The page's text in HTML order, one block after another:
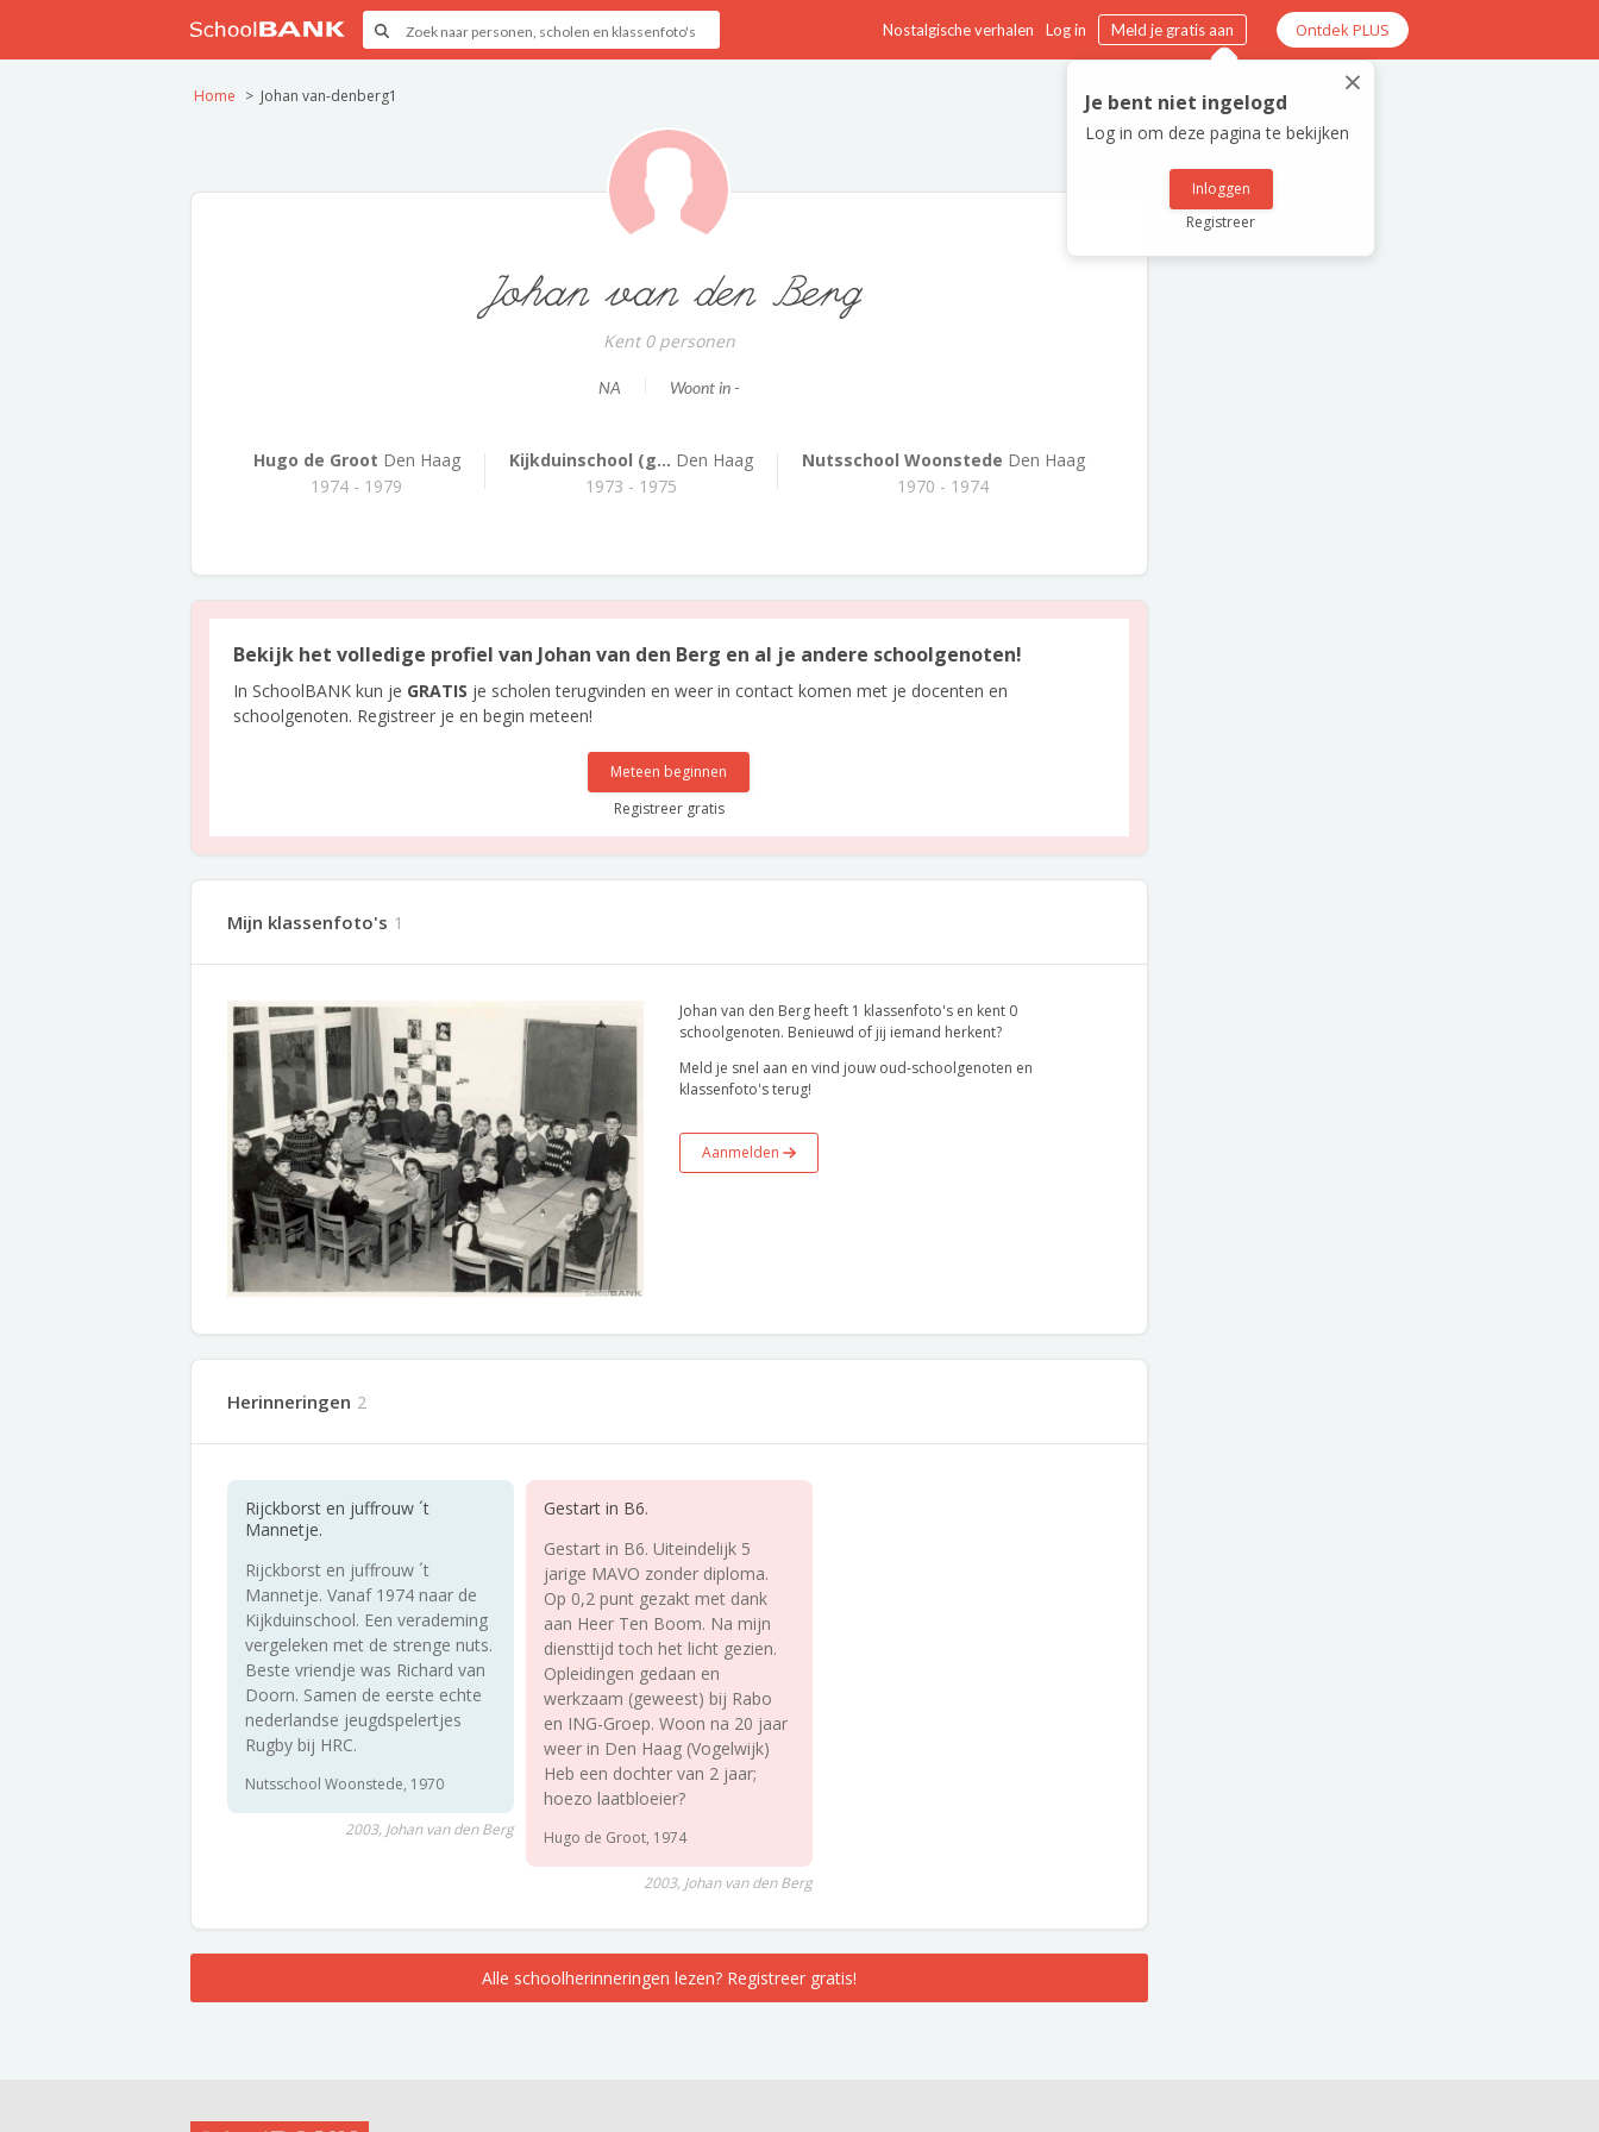
Nostalgische verhalen Log in Meld je gratis aan Ontdek PLUS
×
Je bent niet ingelogd
Log in om deze pagina te bekijken
Inloggen
Registreer
Home Johan van-denberg1
Johan van den Berg
Kent 0 personen
NA Woont in -
Hugo de Groot Den Haag
1974 - 1979
Kijkduinschool (g... Den Haag
1973 - 1975
Nutsschool Woonstede Den Haag
1970 - 1974
Bekijk het volledige profiel van Johan van den Berg en al je andere schoolgenoten!
In SchoolBANK kun je GRATIS je scholen terugvinden en weer in contact komen met je docenten en
schoolgenoten. Registreer je en begin meteen!
Meteen beginnen
Registreer gratis
Mijn klassenfoto's 1
Johan van den Berg heeft 1 klassenfoto's en kent 0
schoolgenoten. Benieuwd of jij iemand herkent?
Meld je snel aan en vind jouw oud-schoolgenoten en
klassenfoto's terug!
Aanmelden
Herinneringen 2
Rijckborst en juffrouw ´t
Mannetje.
Rijckborst en juffrouw ´t
Mannetje. Vanaf 1974 naar de
Kijkduinschool. Een verademing
vergeleken met de strenge nuts.
Beste vriendje was Richard van
Doorn. Samen de eerste echte
nederlandse jeugdspelertjes
Rugby bij HRC.
Nutsschool Woonstede, 1970
2003, Johan van den Berg
Gestart in B6.
Gestart in B6. Uiteindelijk 5
jarige MAVO zonder diploma.
Op 0,2 punt gezakt met dank
aan Heer Ten Boom. Na mijn
diensttijd toch het licht gezien.
Opleidingen gedaan en
werkzaam (geweest) bij Rabo
en ING-Groep. Woon na 20 jaar
weer in Den Haag (Vogelwijk)
Heb een dochter van 2 jaar;
hoezo laatbloeier?
Hugo de Groot, 1974
2003, Johan van den Berg
Alle schoolherinneringen lezen? Registreer gratis!